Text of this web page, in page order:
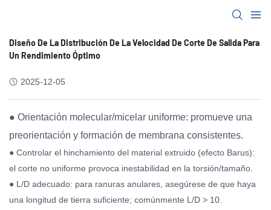
Diseño De La Distribución De La Velocidad De Corte De Salida Para
Un Rendimiento Óptimo
2025-12-05
● Orientación molecular/micelar uniforme: promueve una
preorientación y formación de membrana consistentes.
● Controlar el hinchamiento del material extruido (efecto Barus):
el corte no uniforme provoca inestabilidad en la torsión/tamaño.
● L/D adecuado: para ranuras anulares, asegúrese de que haya
una longitud de tierra suficiente; comúnmente L/D > 10.